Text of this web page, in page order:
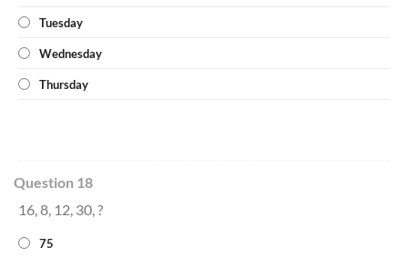
Tuesday
Wednesday
Thursday
Question 18
16, 8, 12, 30, ?
75